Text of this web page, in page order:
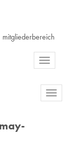
mitgliederbereich
Toggle